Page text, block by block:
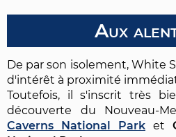
Aux
De par son isolement, White
d'intérêt à proximité
Toutefois, il s'inscrit très
découverte du Nouveau-
Caverns National Park et